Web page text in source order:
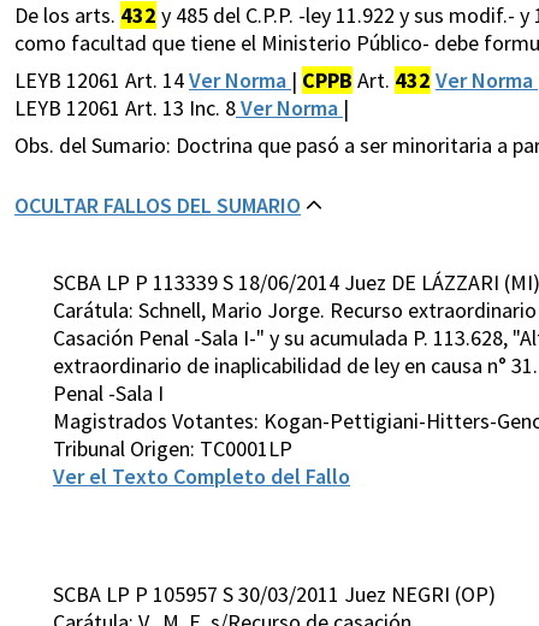
De los arts. 432 y 485 del C.P.P. -ley 11.922 y sus modif.-
como facultad que tiene el Ministerio Público- debe
LEYB 12061 Art. 14Ver Norma | CPPB Art. 432 Ver Norma
LEYB 12061 Art. 13 Inc. 8Ver Norma |
Obs. del Sumario: Doctrina que pasó a ser minoritaria a
OCULTAR FALLOS DEL SUMARIO
SCBA LP P 113339 S 18/06/2014 Juez DE LÁZZARI (MI)
Carátula: Schnell, Mario Jorge. Recurso
Casación Penal -Sala I-" y su acumulada P. 113.628,
extraordinario de inaplicabilidad de ley en causa n°
Penal -Sala I
Magistrados Votantes: Kogan-Pettigiani-Hitters-
Tribunal Origen: TC0001LP
Ver el Texto Completo del Fallo
SCBA LP P 105957 S 30/03/2011 Juez NEGRI (OP)